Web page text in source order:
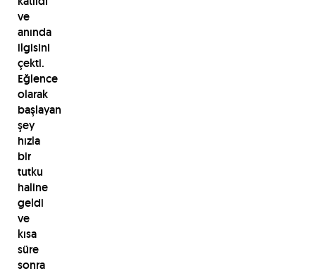
ve
anında
ilgisini
çekti.
Eğlence
olarak
başlayan
şey
hızla
bir
tutku
haline
geldi
ve
kısa
süre
sonra